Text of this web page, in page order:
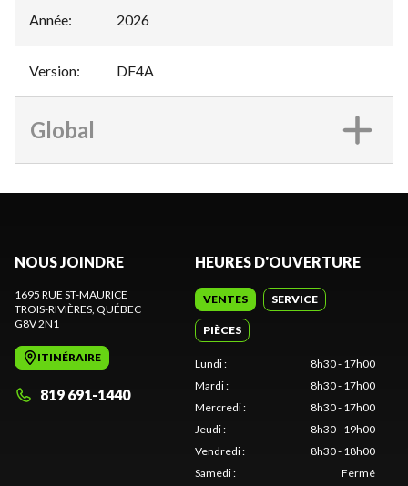
Année: 2026
Version: DF4A
Global
NOUS JOINDRE
1695 RUE ST-MAURICE
TROIS-RIVIÈRES , QUÉBEC
G8V 2N1
ITINÉRAIRE
819 691-1440
HEURES D'OUVERTURE
VENTES SERVICE
PIÈCES
Lundi:
8h30 - 17h00
Mardi:
8h30 - 17h00
Mercredi:
8h30 - 17h00
Jeudi:
8h30 - 19h00
Vendredi:
8h30 - 18h00
Samedi:
Fermé